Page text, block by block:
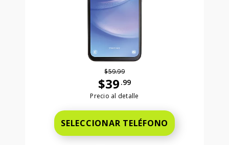
$59.99
$39 .99
Antes el precio era 59 dollars and
Precio al detalle
SELECCIONAR TELÉFONO